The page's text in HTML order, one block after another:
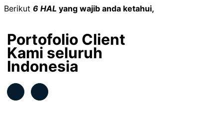
Berikut 6 HAL yang wajib anda ketahui,
Portofolio Client
Kami seluruh
Indonesia